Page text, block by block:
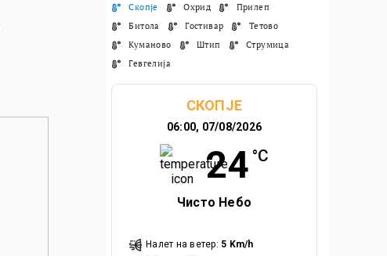
Скопје Охрид
Прилеп
Битола
Гостивар
Тетово
Куманово
Штип
Струмица
Гевгелија
СКОПЈЕ
06:00, 07/08/2026
24 °C
Чисто Небо
Налет на ветер: 5 Km/h